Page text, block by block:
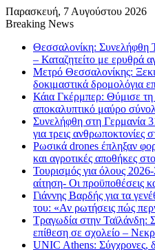
Παρασκευή, 7 Αυγούστου 2026
Breaking News
Θεσσαλονίκη: Συνελήφθη
– Καταζητείτο με ερυθρά
Μετρό Θεσσαλονίκης:
δοκιμαστικά δρομολόγια
Κάια Γκέρμπερ: Θύμισε τη
αποκαλυπτικό μαύρο
Συνελήφθη στη Γερμανία
για τρεις ανθρωποκτονίες
Ρωσικά drones έπληξαν
και αγροτικές αποθήκες
Τουρισμός για όλους
αίτηση- Οι προϋποθέσεις
Γιάννης Βαρδής για τα
του: «Αν ρωτήσεις πώς
Τραγωδία στην Ταϊλάνδη:
επίθεση σε σχολείο –
UNIC Athens: Σύγχρονες,